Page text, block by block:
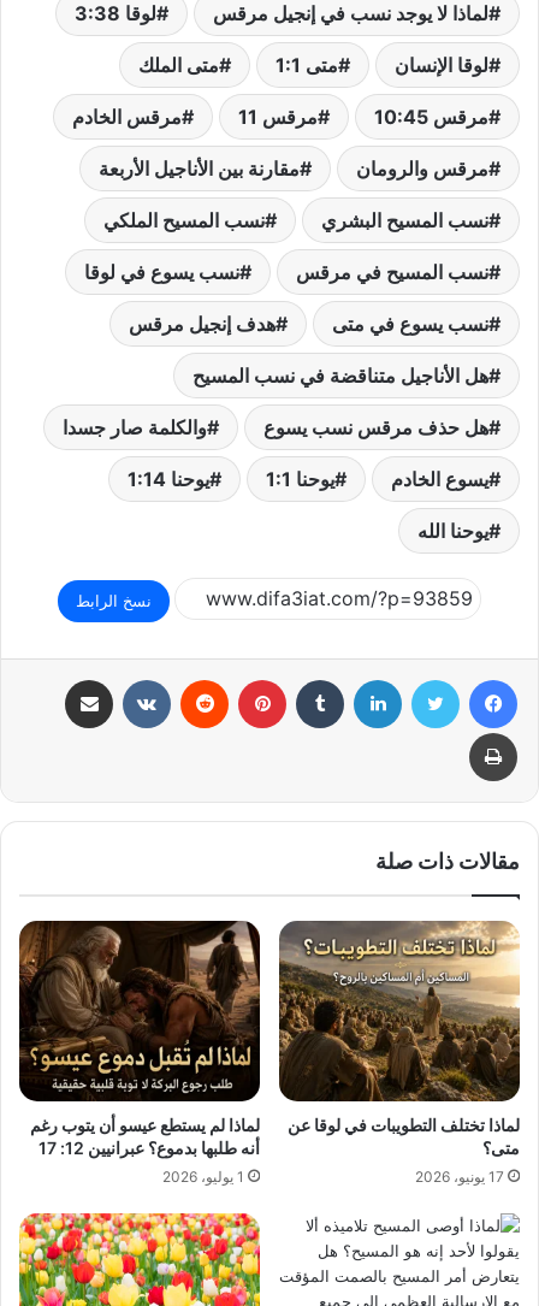
لماذا لا يوجد نسب في إنجيل مرقس لوقا 3:38
لوقا الإنسان متى 1:1 متى الملك
مرقس 10:45 مرقس 11 مرقس الخادم
مرقس والرومان مقارنة بين الأناجيل الأربعة
نسب المسيح البشري نسب المسيح الملكي
نسب المسيح في مرقس نسب يسوع في لوقا
نسب يسوع في متى هدف إنجيل مرقس
هل الأناجيل متناقضة في نسب المسيح
هل حذف مرقس نسب يسوع والكلمة صار جسدا
يسوع الخادم يوحنا 1:1 يوحنا 1:14
يوحنا الله
نسخ الرابط
فيسبوك تويتر لينكدإن بينتيريست
طباعة
مقالات ذات صلة
لماذا تختلف التطويبات في لوقا عن
متى؟
17 يونيو، 2026
لماذا لم يستطع عيسو أن يتوب رغم
أنه طلبها بدموع؟ عبرانيين 12: 17
1 يوليو، 2026